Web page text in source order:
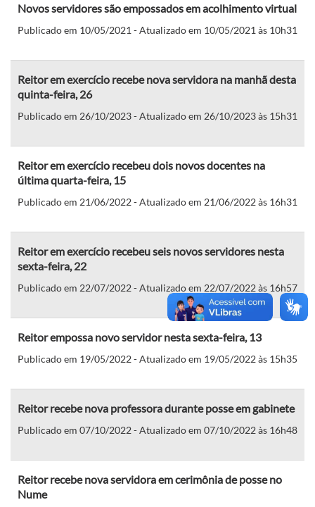
Novos servidores são empossados em acolhimento virtual
Publicado em 10/05/2021 - Atualizado em 10/05/2021 às 10h31
Reitor em exercício recebe nova servidora na manhã desta
quinta-feira, 26
Publicado em 26/10/2023 - Atualizado em 26/10/2023 às 15h31
Reitor em exercício recebeu dois novos docentes na
última quarta-feira, 15
Publicado em 21/06/2022 - Atualizado em 21/06/2022 às 16h31
Reitor em exercício recebeu seis novos servidores nesta
sexta-feira, 22
Publicado em 22/07/2022 - Atualizado em 22/07/2022 às 16h57
Reitor empossa novo servidor nesta sexta-feira, 13
Publicado em 19/05/2022 - Atualizado em 19/05/2022 às 15h35
Reitor recebe nova professora durante posse em gabinete
Publicado em 07/10/2022 - Atualizado em 07/10/2022 às 16h48
Reitor recebe nova servidora em cerimônia de posse no
Nume